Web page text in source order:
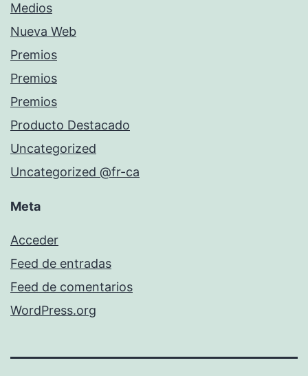
Medios
Nueva Web
Premios
Premios
Premios
Producto Destacado
Uncategorized
Uncategorized @fr-ca
Meta
Acceder
Feed de entradas
Feed de comentarios
WordPress.org